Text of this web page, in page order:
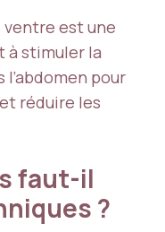
ventre est une
à stimuler la
pour
réduire les
faut-il
?